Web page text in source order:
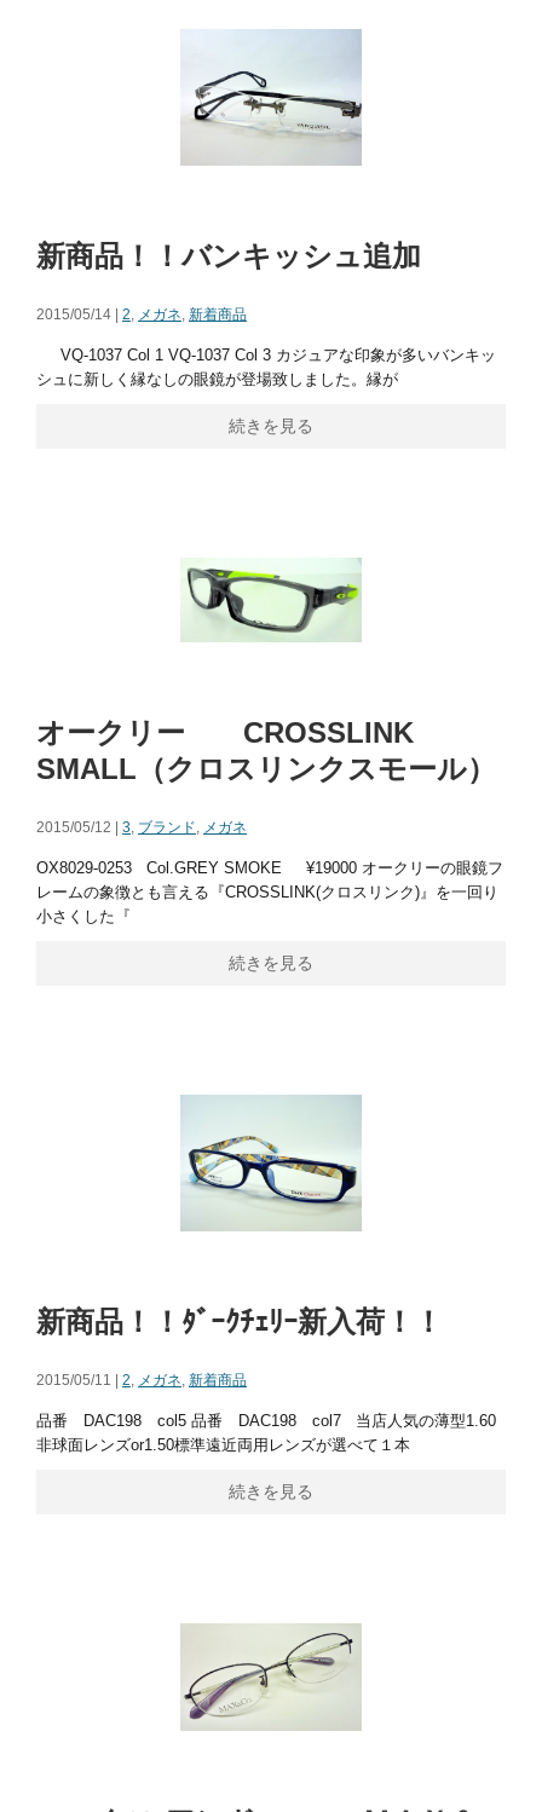
新商品！！バンキッシュ追加
2015/05/14 | 2 メガネ 新着商品
VQ-1037 Col 1 VQ-1037 Col 3 カジュアな印象が多いバンキッ
シュに新しく縁なしの眼鏡が登場致しました。縁が
続きを見る
オークリー CROSSLINK
SMALL（クロスリンクスモール）
2015/05/12 | 3, ブランド, メガネ
OX8029-0253 Col.GREY SMOKE ¥19000 オークリーの眼鏡フ
レームの象徴とも言える『CROSSLINK(クロスリンク)』を一回り
小さくした『
続きを見る
新商品！！ﾀﾞｰｸﾁｪﾘｰ新入荷！！
2015/05/11 | 2 メガネ 新着商品
品番 DAC198 col5 品番 DAC198 col7 当店人気の薄型1.60
非球面レンズor1.50標準遠近両用レンズが選べて１本
続きを見る